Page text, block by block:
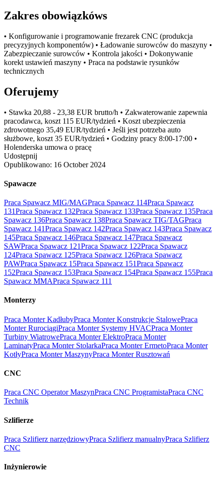
Zakres obowiązkóws
• Konfigurowanie i programowanie frezarek CNC (produkcja
precyzyjnych komponentów) • Ładowanie surowców do maszyny •
Zabezpieczanie surowców • Kontrola jakości • Dokonywanie
korekt ustawień maszyny • Praca na podstawie rysunków
technicznych
Oferujemy
• Stawka 20,88 - 23,38 EUR brutto/h • Zakwaterowanie zapewnia
pracodawca, koszt 115 EUR/tydzień • Koszt ubezpieczenia
zdrowotnego 35,49 EUR/tydzień • Jeśli jest potrzeba auto
służbowe, koszt 35 EUR/tydzień • Godziny pracy 8:00-17:00 •
Holenderska umowa o pracę
Udostępnij
Opublikowano: 16 October 2024
Spawacze
Praca Spawacz MIG/MAGPraca Spawacz 114Praca Spawacz
131Praca Spawacz 132Praca Spawacz 133Praca Spawacz 135Praca
Spawacz 136Praca Spawacz 138Praca Spawacz TIG/TAGPraca
Spawacz 141Praca Spawacz 142Praca Spawacz 143Praca Spawacz
145Praca Spawacz 146Praca Spawacz 147Praca Spawacz
SAWPraca Spawacz 121Praca Spawacz 122Praca Spawacz
124Praca Spawacz 125Praca Spawacz 126Praca Spawacz
PAWPraca Spawacz 15Praca Spawacz 151Praca Spawacz
152Praca Spawacz 153Praca Spawacz 154Praca Spawacz 155Praca
Spawacz MMAPraca Spawacz 111
Monterzy
Praca Monter KadłubyPraca Monter Konstrukcje StalowePraca
Monter RurociągiPraca Monter Systemy HVACPraca Monter
Turbiny WiatrowePraca Monter ElektroPraca Monter
LaminatyPraca Monter StolarkaPraca Monter ErmetoPraca Monter
KotłyPraca Monter MaszynyPraca Monter Rusztowań
CNC
Praca CNC Operator MaszynPraca CNC ProgramistaPraca CNC
Technik
Szlifierze
Praca Szlifierz narzędziowyPraca Szlifierz manualnyPraca Szlifierz
CNC
Inżynierowie